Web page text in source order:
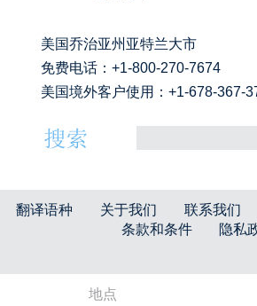
美国乔治亚州亚特兰大市
免费电话：+1-800-270-7674
美国境外客户使用：+1-678-367-
翻译语种 关于我们 联系我们
条款和条件
隐私
地点